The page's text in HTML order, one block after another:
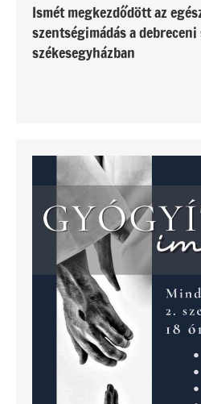
Ismét megkezdődött az
szentségimádás a
székesegyházban